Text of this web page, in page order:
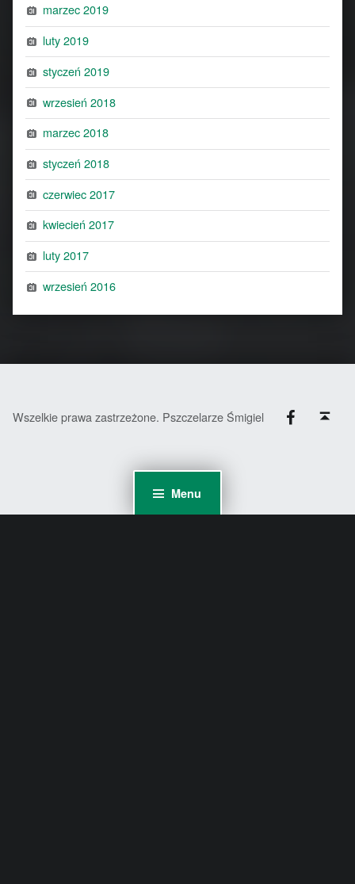
Menu
marzec 2019
luty 2019
styczeń 2019
wrzesień 2018
marzec 2018
styczeń 2018
czerwiec 2017
kwiecień 2017
luty 2017
wrzesień 2016
Wszelkie prawa zastrzeżone. Pszczelarze Śmigiel